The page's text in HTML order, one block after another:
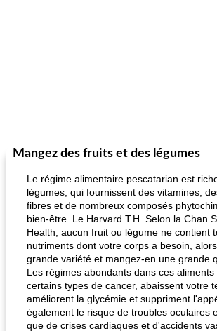
Mangez des fruits et des légumes
Le régime alimentaire pescatarian est
légumes, qui fournissent des vitamines,
fibres et de nombreux composés
bien-être. Le Harvard T.H. Selon la Chan
Health, aucun fruit ou légume ne contient
nutriments dont votre corps a besoin,
grande variété et mangez-en une grande
Les régimes abondants dans ces
certains types de cancer, abaissent votre
améliorent la glycémie et suppriment
également le risque de troubles oculaires
que de crises cardiaques et d'accidents